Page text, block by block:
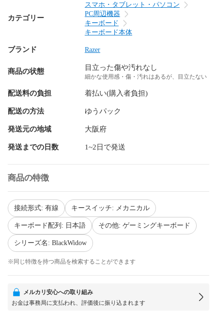
カテゴリー
スマホ・タブレット・パソコン
PC周辺機器
キーボード
キーボード本体
ブランド Razer
商品の状態 目立った傷や汚れなし
細かな使用感・傷・汚れはあるが、目立たない
配送料の負担 着払い(購入者負担)
配送の方法 ゆうパック
発送元の地域 大阪府
発送までの日数 1~2日で発送
商品の特徴
接続形式: 有線 キースイッチ: メカニカル
キーボード配列: 日本語 その他: ゲーミングキーボード
シリーズ名: BlackWidow
※同じ特徴を持つ商品を検索することができます
メルカリ安心への取り組み
お金は事務局に支払われ、評価後に振り込まれます